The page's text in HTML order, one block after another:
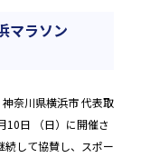
マラソン
奈川県横浜市 代表取
10日 （日）に開催さ
して協賛し、スポー